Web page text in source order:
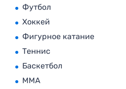
Футбол
Хоккей
Фигурное катание
Теннис
Баскетбол
MMA